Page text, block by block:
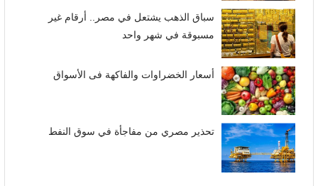
سباق الذهب يشتعل في مصر.. أرقام غير
مسبوقة في شهر واحد
أسعار الخضراوات والفاكهة فى الأسواق
تحذير مصري من مفاجأة في سوق النفط